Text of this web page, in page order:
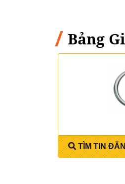
Bảng
TÌM TIN